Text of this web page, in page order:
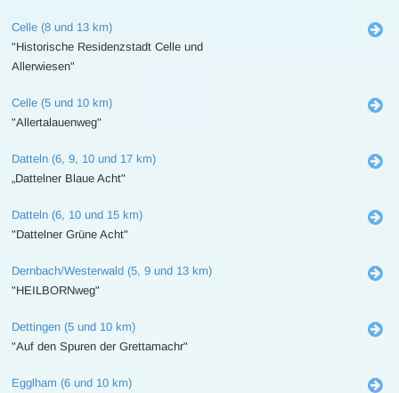
Celle (8 und 13 km)
"Historische Residenzstadt Celle und
Allerwiesen"
Celle (5 und 10 km)
"Allertalauenweg"
Datteln (6, 9, 10 und 17 km)
„Dattelner Blaue Acht"
Datteln (6, 10 und 15 km)
"Dattelner Grüne Acht"
Dernbach/Westerwald (5, 9 und 13 km)
"HEILBORNweg"
Dettingen (5 und 10 km)
"Auf den Spuren der Grettamachr"
Egglham (6 und 10 km)